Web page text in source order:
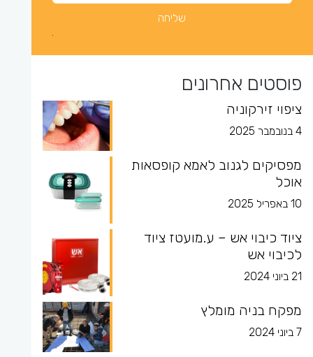
פוסטים אחרונים
ציפוי זירקוניה
4 בנובמבר 2025
מפסיקים לגנוב לאמא קופסאות
אוכל
10 באפריל 2025
ציוד כיבוי אש – ע.מועטז ציוד
לכיבוי אש
21 ביוני 2024
מפקח בניה מומלץ
7 ביוני 2024